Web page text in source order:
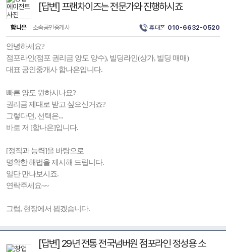
[답변] 프랜차이즈는 전문가와 진행하시죠
함나은 소속공인중개사 휴대폰 010-6632-0520
안녕하세요?
점포라인(점포 권리금 양도 양수), 빌딩라인(상가, 빌딩 매매)
대표 공인중개사 함나은입니다.
빠른 양도 원하시나요?
권리금 제대로 받고 싶으신거죠?
그렇다면, 선택은...
바로 저 [함나은]입니다.
[정직과 능력]을 바탕으로
명확한 해법을 제시해 드립니다.
일단 만나보시죠.
연락주세요~~
그럼, 현장에서 뵙겠습니다.
[답변] 29년 전통 전국넘버원 점포라인 정성용 소